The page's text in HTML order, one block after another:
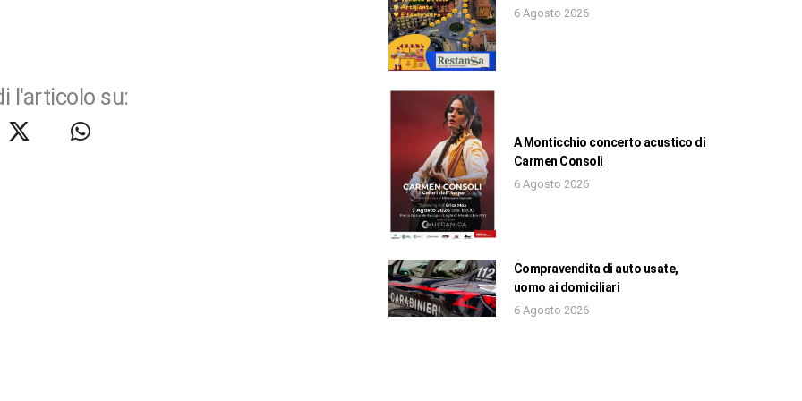
l'articolo su:
6 Agosto 2026
A Monticchio concerto acustico di
Carmen Consoli
6 Agosto 2026
Compravendita di auto usate,
uomo ai domiciliari
6 Agosto 2026